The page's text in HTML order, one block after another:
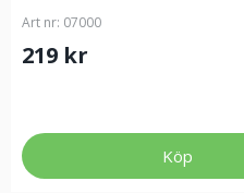
Art nr: 07000
219 kr
Köp